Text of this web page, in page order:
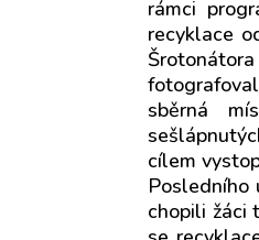
rámci
recyklace
sběrná
cílem
Posledního
chopili žáci